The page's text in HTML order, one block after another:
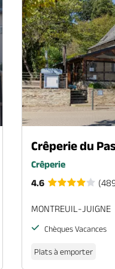
Crêperie du
Crêperie
4.6
MONTREUIL-JUIGNE
Chèques Vacances
Plats à emporter